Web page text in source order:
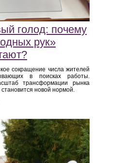
голод: почему
рук»
сокращение числа жителей
в поисках работы.
трансформации рынка
новой нормой.